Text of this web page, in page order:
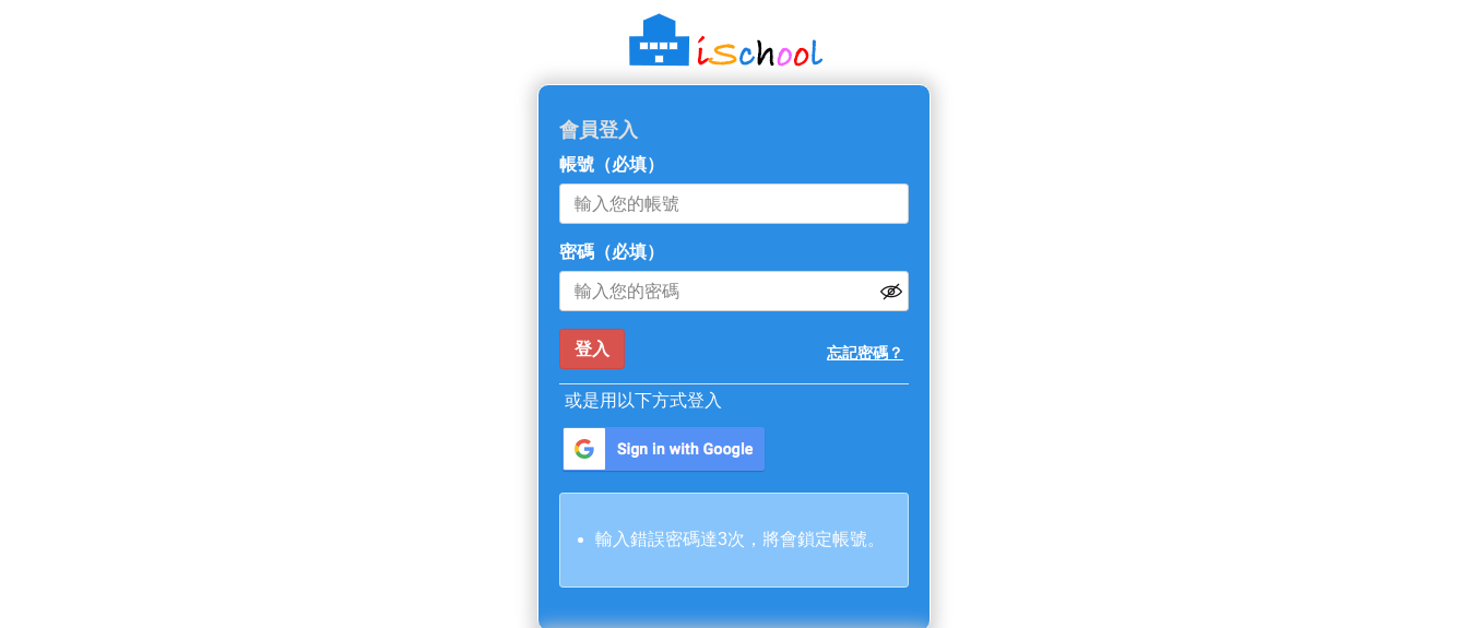
會員登入
帳號 （必填）
密碼 （必填）
忘記密碼？
或是用以下方式登入
輸入錯誤密碼達3次，將會鎖定帳號。